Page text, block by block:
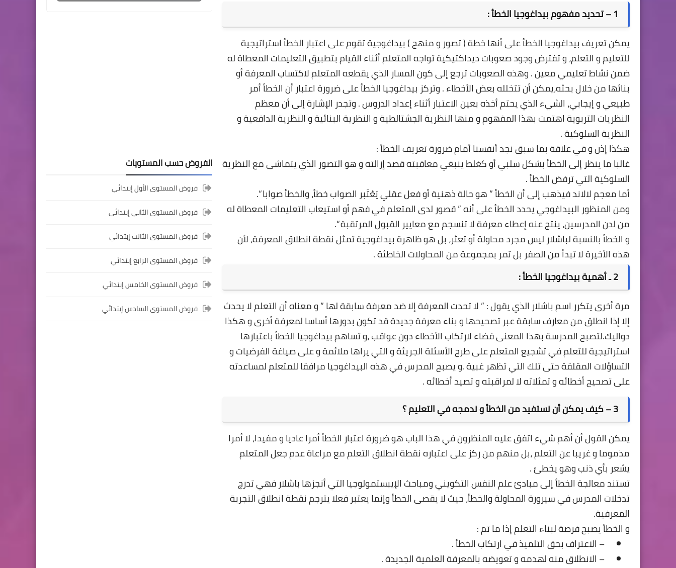
1 – تحديد مفهوم بيداغوجيا الخطأ :
يمكن تعريف بيداغوجيا الخطأ على أنها خطة ( تصور و منهج ) بيداغوجية تقوم على اعتبار الخطأ استراتيجية
للتعليم و التعلم، و تفترض وجود صعوبات ديداكتيكية تواجه المتعلم أثناء القيام بتطبيق التعليمات المعطاة له
ضمن نشاط تعليمي معين . وهذه الصعوبات ترجع إلى كون المسار الذي يقطعه المتعلم لاكتساب المعرفة أو
بنائها من خلال بحثه،يمكن أن تتخلله بعض الأخطاء . وتركز بيداغوجيا الخطأ على ضرورة اعتبار أن الخطأ أمر
طبيعي و إيجابي، الشيء الذي يحتم أخذه بعين الاعتبار أثناء إعداد الدروس . وتجدر الإشارة إلى أن معظم
النظريات التربوية اهتمت بهذا المفهوم و منها النظرية الجشتالطية و النظرية البنائية و النظرية الدافعية و
النظرية السلوكية .
هكذا إذن و في علاقة بما سبق نجد أنفسنا أمام ضرورة تعريف الخطأ :
غالبا ما ينظر إلى الخطأ بشكل سلبي أو كغلط ينبغي معاقبته قصد إزالته و هو التصور الذي يتماشى مع النظرية
السلوكية التي ترفض الخطأ .
أما معجم لالاند فيذهب إلى أن الخطأ ” هو حالة ذهنية أو فعل عقلي يَعْتَبر الصواب خطأ، والخطأ صوابا “.
ومن المنظور البيداغوجي يحدد الخطأ على أنه ” قصور لدى المتعلم في فهم أو استيعاب التعليمات المعطاة له
من لدن المدرسين، ينتج عنه إعطاء معرفة لا تنسجم مع معايير القبول المرتقبة “.
و الخطأ بالنسبة لباشلار ليس مجرد محاولة أو تعثر، بل هو ظاهرة بيداغوجية تمثل نقطة انطلاق المعرفة، لأن
هذه الأخيرة لا تبدأ من الصفر بل تمر بمجموعة من المحاولات الخاطئة .
2 ـ أهمية بيداغوجيا الخطأ :
مرة أخرى يتكرر اسم باشلار الذي يقول : ” لا تحدت المعرفة إلا ضد معرفة سابقة لها ” و معناه أن التعلم لا يحدث
إلا إذا انطلق من معارف سابقة عبر تصحيحها و بناء معرفة جديدة قد تكون بدورها أساسا لمعرفة أخرى و هكذا
دواليك.لتصبح المدرسة بهذا المعنى فضاء لارتكاب الأخطاء دون عواقب ،و تساهم بيداغوجيا الخطأ باعتبارها
استراتيجية للتعلم في تشجيع المتعلم على طرح الأسئلة الجريئة و التي يراها ملائمة و على صياغة الفرضيات و
التساؤلات المقلقة حتى تلك التي تظهر غبية .و يصبح المدرس في هذه البيداغوجيا مرافقا للمتعلم لمساعدته
على تصحيح أخطائه و تمثلاته لا لمراقبته و تصيد أخطائه .
3 – كيف يمكن أن نستفيد من الخطأ و ندمجه في التعليم ؟
يمكن القول أن أهم شيء اتفق عليه المنظرون في هذا الباب هو ضرورة اعتبار الخطأ أمرا عاديا و مفيدا، لا أمرا
مذموما و غريبا عن التعلم ،بل منهم من ركز على اعتباره نقطة انطلاق التعلم مع مراعاة عدم جعل المتعلم
يشعر بأي ذنب وهو يخطئ .
تستند معالجة الخطأ إلى مبادئ علم النفس التكويني ومباحث الإيبستمولوجيا التي أنجزها باشلار فهي تدرج
تدخلات المدرس في سيرورة المحاولة والخطأ، حيث لا يقصى الخطأ وإنما يعتبر فعلا يترجم نقطة انطلاق التجربة
المعرفية.
و الخطأ يصبح فرصة لبناء التعلم إذا ما تم :
– الاعتراف بحق التلميذ في ارتكاب الخطأ .
– الانطلاق منه لهدمه و تعويضه بالمعرفة العلمية الجديدة .
فروض المراقبة المستمرة رقم
2 للدورة الأولى المستوى
الخامس إبتدائي (5AEP)
26 ديسمبر 2024
فروض المراقبة المستمرة رقم
2 للدورة الأولى المستوى الرابع
إبتدائي (4AEP)
26 ديسمبر 2024
الفروض حسب المستويات
فروض المستوى الأول إبتدائي
فروض المستوى الثاني إبتدائي
فروض المستوى الثالث إبتدائي
فروض المستوى الرابع إبتدائي
فروض المستوى الخامس إبتدائي
فروض المستوى السادس إبتدائي